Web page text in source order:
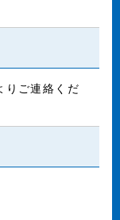
りご連絡くだ